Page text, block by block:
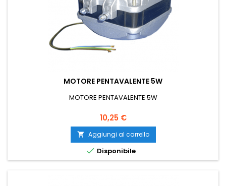
MOTORE PENTAVALENTE 5W
MOTORE PENTAVALENTE 5W
Prezzo
10,25 €
 Aggiungi al carrello
 Disponibile